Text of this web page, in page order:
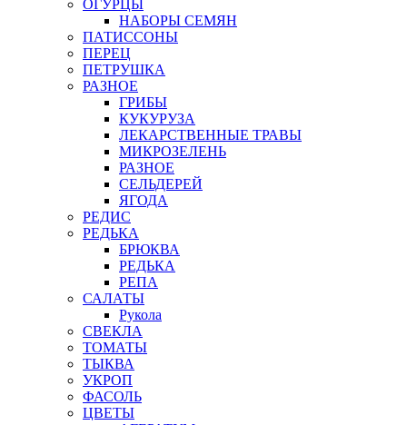
ОГУРЦЫ
НАБОРЫ СЕМЯН
ПАТИССОНЫ
ПЕРЕЦ
ПЕТРУШКА
РАЗНОЕ
ГРИБЫ
КУКУРУЗА
ЛЕКАРСТВЕННЫЕ ТРАВЫ
МИКРОЗЕЛЕНЬ
РАЗНОЕ
СЕЛЬДЕРЕЙ
ЯГОДА
РЕДИС
РЕДЬКА
БРЮКВА
РЕДЬКА
РЕПА
САЛАТЫ
Рукола
СВЕКЛА
ТОМАТЫ
ТЫКВА
УКРОП
ФАСОЛЬ
ЦВЕТЫ